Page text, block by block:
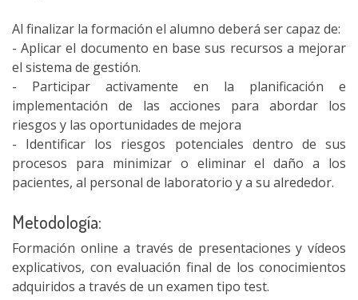
Al finalizar la formación el alumno deberá ser capaz de:
- Aplicar el documento en base sus recursos a mejorar
el sistema de gestión.
- Participar activamente en la planificación e
implementación de las acciones para abordar los
riesgos y las oportunidades de mejora
- Identificar los riesgos potenciales dentro de sus
procesos para minimizar o eliminar el daño a los
pacientes, al personal de laboratorio y a su alrededor.
Metodología:
Formación online a través de presentaciones y vídeos
explicativos, con evaluación final de los conocimientos
adquiridos a través de un examen tipo test.